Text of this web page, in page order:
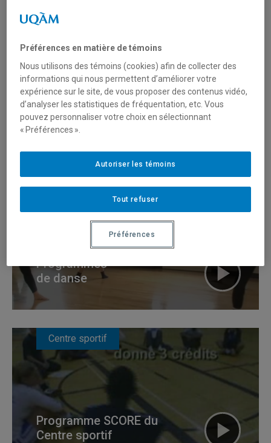
Recherche et création
TICE et approche située
(approche didactique
expérimentée dans une
école sénégalaise)
Arts
Programmes
de danse
Centre sportif
Programme SCORE du
Centre sportif
Préférences en matière de témoins
Nous utilisons des témoins (cookies) afin de collecter des
informations qui nous permettent d’améliorer votre
expérience sur le site, de vous proposer des contenus vidéo,
d’analyser les statistiques de fréquentation, etc. Vous
pouvez personnaliser votre choix en sélectionnant
« Préférences ».
Tout refuser
Autoriser les témoins
Préférences